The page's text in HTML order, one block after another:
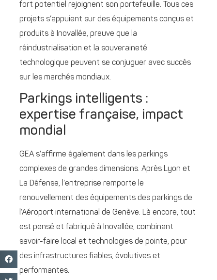
fort potentiel rejoignent son portefeuille. Tous ces
projets s’appuient sur des équipements conçus et
produits à Inovallée, preuve que la
réindustrialisation et la souveraineté
technologique peuvent se conjuguer avec succès
sur les marchés mondiaux.
Parkings intelligents :
expertise française, impact
mondial
GEA s’affirme également dans les parkings
complexes de grandes dimensions. Après Lyon et
La Défense, l’entreprise remporte le
renouvellement des équipements des parkings de
l’Aéroport international de Genève. Là encore, tout
est pensé et fabriqué à Inovallée, combinant
savoir-faire local et technologies de pointe, pour
des infrastructures fiables, évolutives et
performantes.